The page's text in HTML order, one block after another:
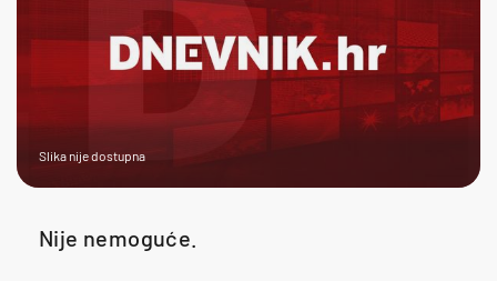
Slika nije dostupna
Nije nemoguće.